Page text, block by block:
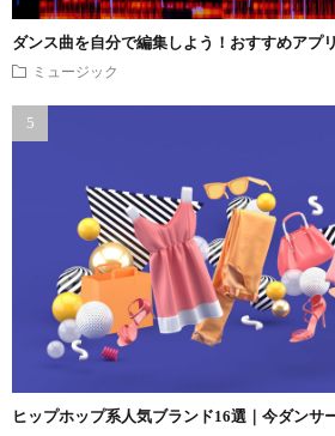
ダンス曲を自分で編集しよう！おすすめアプ
ミュージック
ヒップホップ系人気ブランド16選｜今ダンサ